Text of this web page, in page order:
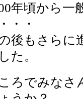
年頃から一
・・
後もさらに
た。
ろでみなさ